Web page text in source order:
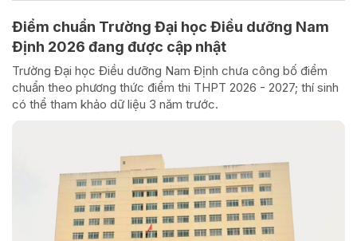
Điểm chuẩn Trường Đại học Điều dưỡng Nam
Định 2026 đang được cập nhật
Trường Đại học Điều dưỡng Nam Định chưa công bố điểm
chuẩn theo phương thức điểm thi THPT 2026 - 2027; thí sinh
có thể tham khảo dữ liệu 3 năm trước.